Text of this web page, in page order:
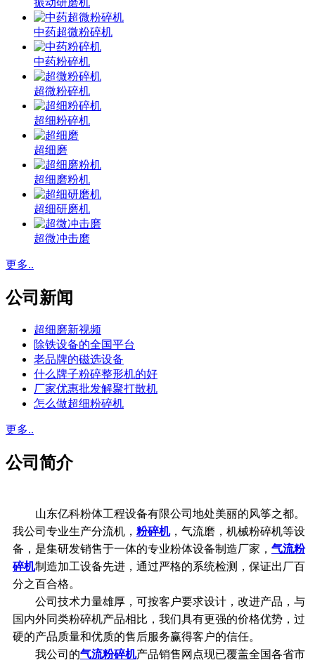
中药超微粉碎机
中药粉碎机
超微粉碎机
超细粉碎机
超细磨
超细磨粉机
超细研磨机
超微冲击磨
更多..
公司新闻
超细磨新视频
除铁设备的全国平台
老品牌的磁选设备
什么牌子粉碎整形机的好
厂家优惠批发解聚打散机
怎么做超细粉碎机
更多..
公司简介
山东亿科粉体工程设备有限公司地处美丽的风筝之都。
我公司专业生产分流机， 粉碎机，气流磨，机械粉碎机等设
备，是集研发销售于一体的专业粉体设备制造厂家， 气流粉
碎机制造加工设备先进，通过严格的系统检测，保证出厂百
分之百合格。
公司技术力量雄厚，可按客户要求设计，改进产品，与
国内外同类粉碎机产品相比，我们具有更强的价格优势，过
硬的产品质量和优质的售后服务赢得客户的信任。
我公司的气流粉碎机产品销售网点现已覆盖全国各省市